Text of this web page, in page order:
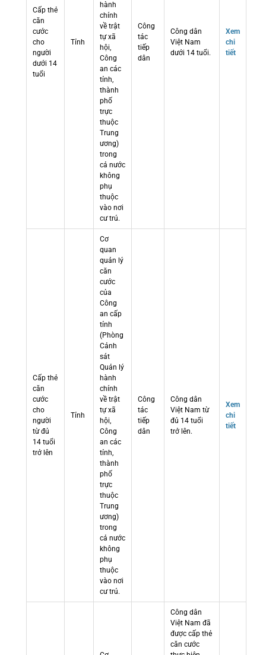
Cấp thẻ
căn
cước
cho
người
dưới 14
tuổi
Tỉnh
hành
chính
về trật
tự xã
hội,
Công
an các
tỉnh,
thành
phố
trực
thuộc
Trung
ương)
trong
cả nước
không
phụ
thuộc
vào nơi
cư trú.
Công
tác
tiếp
dân
Công dân
Việt Nam
dưới 14 tuổi.
Xem
chi
tiết
Cấp thẻ
căn
cước
cho
người
từ đủ
14 tuổi
trở lên
Tỉnh
Cơ
quan
quản lý
căn
cước
của
Công
an cấp
tỉnh
(Phòng
Cảnh
sát
Quản lý
hành
chính
về trật
tự xã
hội,
Công
an các
tỉnh,
thành
phố
trực
thuộc
Trung
ương)
trong
cả nước
không
phụ
thuộc
vào nơi
cư trú.
Công
tác
tiếp
dân
Công dân
Việt Nam từ
đủ 14 tuổi
trở lên.
Xem
chi
tiết
Công dân
Việt Nam đã
được cấp thẻ
căn cước